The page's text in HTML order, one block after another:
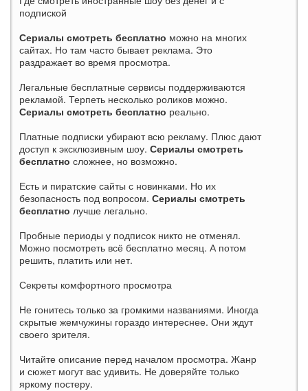
подпиской
Сериалы смотреть бесплатно можно на многих
сайтах. Но там часто бывает реклама. Это
раздражает во время просмотра.
Легальные бесплатные сервисы поддерживаются
рекламой. Терпеть несколько роликов можно.
Сериалы смотреть бесплатно реально.
Платные подписки убирают всю рекламу. Плюс дают
доступ к эксклюзивным шоу. Сериалы смотреть
бесплатно сложнее, но возможно.
Есть и пиратские сайты с новинками. Но их
безопасность под вопросом. Сериалы смотреть
бесплатно лучше легально.
Пробные периоды у подписок никто не отменял.
Можно посмотреть всё бесплатно месяц. А потом
решить, платить или нет.
Секреты комфортного просмотра
Не гонитесь только за громкими названиями. Иногда
скрытые жемчужины гораздо интереснее. Они ждут
своего зрителя.
Читайте описание перед началом просмотра. Жанр
и сюжет могут вас удивить. Не доверяйте только
яркому постеру.